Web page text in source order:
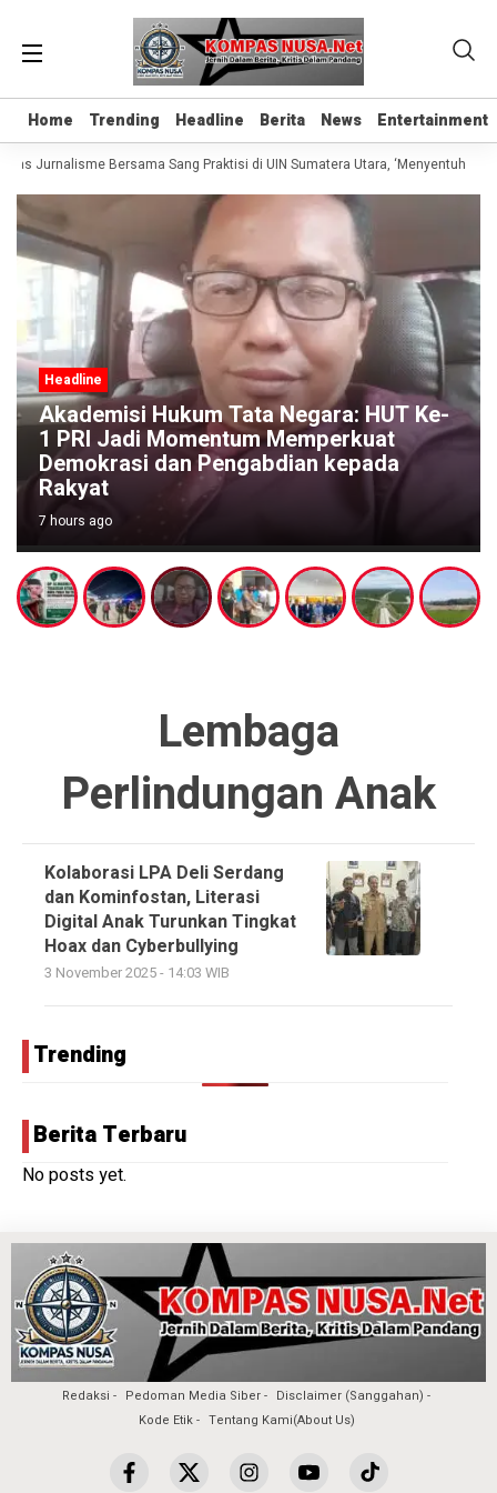
Home Trending Headline Berita News Entertainment
Home Trending Headline Berita News Entertainment
Jurnalisme Bersama Sang Praktisi di UIN Sumatera Utara, ‘Menyentuh Hati
Headline
Akademisi Hukum Tata Negara: HUT Ke-
1 PRI Jadi Momentum Memperkuat
Demokrasi dan Pengabdian kepada
Rakyat
7 hours ago
Lembaga
Perlindungan Anak
Kolaborasi LPA Deli Serdang
dan Kominfostan, Literasi
Digital Anak Turunkan Tingkat
Hoax dan Cyberbullying
3 November 2025 - 14:03 WIB
Trending
Berita Terbaru
No posts yet.
Redaksi Pedoman Media Siber
Disclaimer (Sanggahan)
Kode Etik
Tentang Kami(About Us)